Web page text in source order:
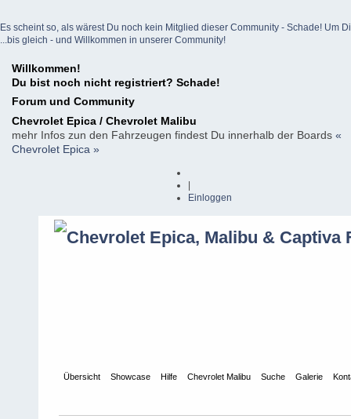
Es scheint so, als wärest Du noch kein Mitglied dieser Community - Schade! Um
...bis gleich - und Willkommen in unserer Community!
Willkommen!
Du bist noch nicht registriert? Schade!
Forum und Community
Chevrolet Epica / Chevrolet Malibu
mehr Infos zun den Fahrzeugen findest Du innerhalb der Boards «
Chevrolet Epica »
Einloggen
Übersicht Showcase Hilfe Chevrolet Malibu Suche Galerie